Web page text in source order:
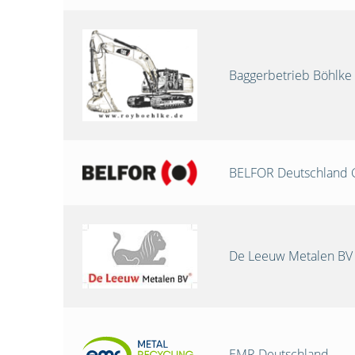
Baggerbetrieb Böhlke
BELFOR Deutschland
De Leeuw Metalen BV